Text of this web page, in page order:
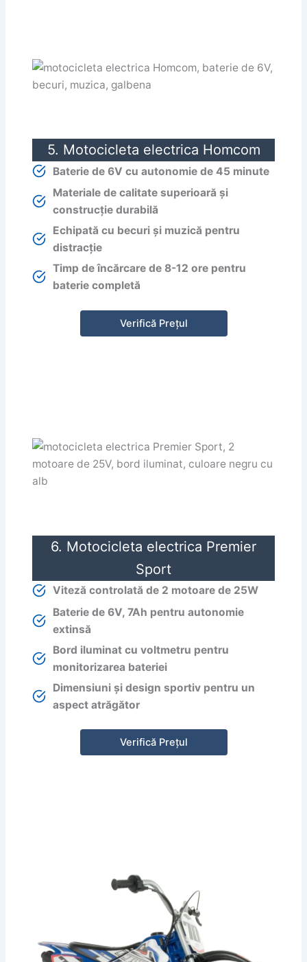
5. Motocicleta electrica Homcom
Baterie de 6V cu autonomie de 45 minute
Materiale de calitate superioară și
construcție durabilă
Echipată cu becuri și muzică pentru
distracție
Timp de încărcare de 8-12 ore pentru
baterie completă
Verifică Prețul
6. Motocicleta electrica Premier
Sport
Viteză controlată de 2 motoare de 25W
Baterie de 6V, 7Ah pentru autonomie
extinsă
Bord iluminat cu voltmetru pentru
monitorizarea bateriei
Dimensiuni și design sportiv pentru un
aspect atrăgător
Verifică Prețul